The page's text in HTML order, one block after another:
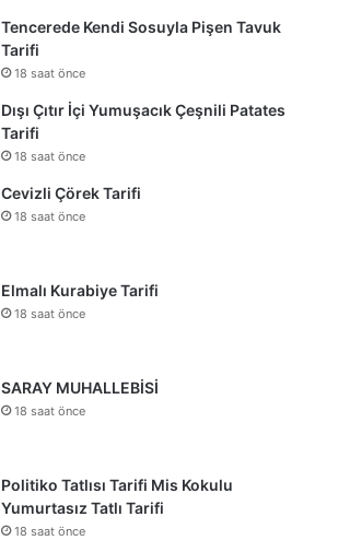
Tencerede Kendi Sosuyla Pişen Tavuk
Tarifi
18 saat önce
Dışı Çıtır İçi Yumuşacık Çeşnili Patates
Tarifi
18 saat önce
Cevizli Çörek Tarifi
18 saat önce
Elmalı Kurabiye Tarifi
18 saat önce
SARAY MUHALLEBİSİ
18 saat önce
Politiko Tatlısı Tarifi Mis Kokulu
Yumurtasız Tatlı Tarifi
18 saat önce